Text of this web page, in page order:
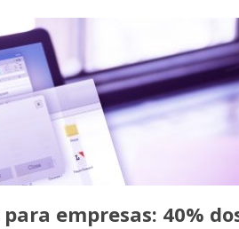
para empresas: 40%